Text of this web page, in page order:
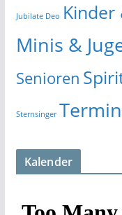
Jubilate Deo Kinder
Minis &
Senioren
Sternsinger
Kalender